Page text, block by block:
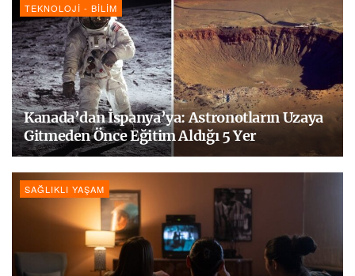
TEKNOLOJI - BILIM
Kanada’dan İspanya’ya: Astronotların Uzaya
Gitmeden Önce Eğitim Aldığı 5 Yer
SAĞLIKLI YAŞAM